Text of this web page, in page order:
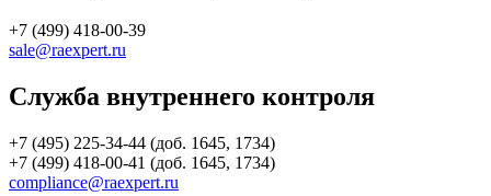
+7 (499) 418-00-39
sale@raexpert.ru
Служба внутреннего контроля
+7 (495) 225-34-44 (доб. 1645, 1734)
+7 (499) 418-00-41 (доб. 1645, 1734)
compliance@raexpert.ru